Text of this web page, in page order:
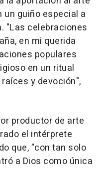
guiño especial a
"Las celebraciones
en mi querida
populares
en un ritual
y devoción",
productor de arte
el intérprete
que, "con tan solo
a Dios como única